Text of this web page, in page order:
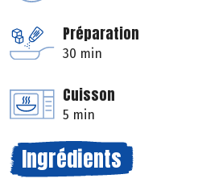
Préparation
30 min
Cuisson
5 min
Ingrédients